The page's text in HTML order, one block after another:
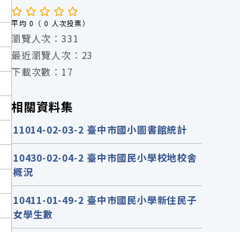
平均 0（ 0 人次投票）
瀏覽人次：331
最近瀏覽人次：23
下載次數：17
相關資料集
11014-02-03-2 臺中市國小圖書館統計
10430-02-04-2 臺中市國民小學校地校舍
概況
10411-01-49-2 臺中市國民小學新住民子
女學生數